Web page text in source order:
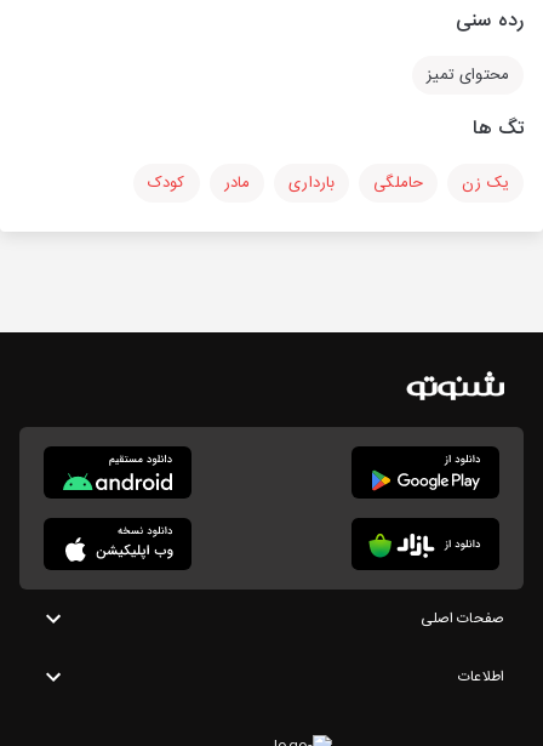
رده سنی
محتوای تمیز
تگ ها
یک زن حاملگی بارداری مادر کودک
صفحات اصلی
اطلاعات